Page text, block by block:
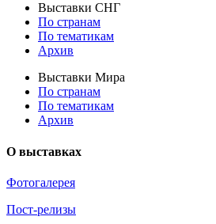
Выставки СНГ
По странам
По тематикам
Архив
Выставки Мира
По странам
По тематикам
Архив
О выставках
Фотогалерея
Пост-релизы